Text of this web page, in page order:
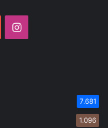
YouTubeInstagram
7.681
1.096